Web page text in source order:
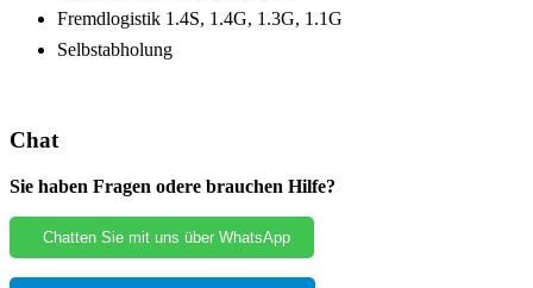
Fremdlogistik 1.4S, 1.4G, 1.3G, 1.1G
Selbstabholung
Chat
Sie haben Fragen odere brauchen Hilfe?
Chatten Sie mit uns über WhatsApp